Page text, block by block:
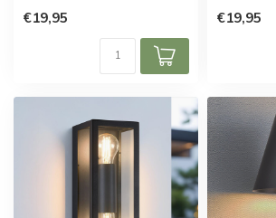
€19,95 €19,95